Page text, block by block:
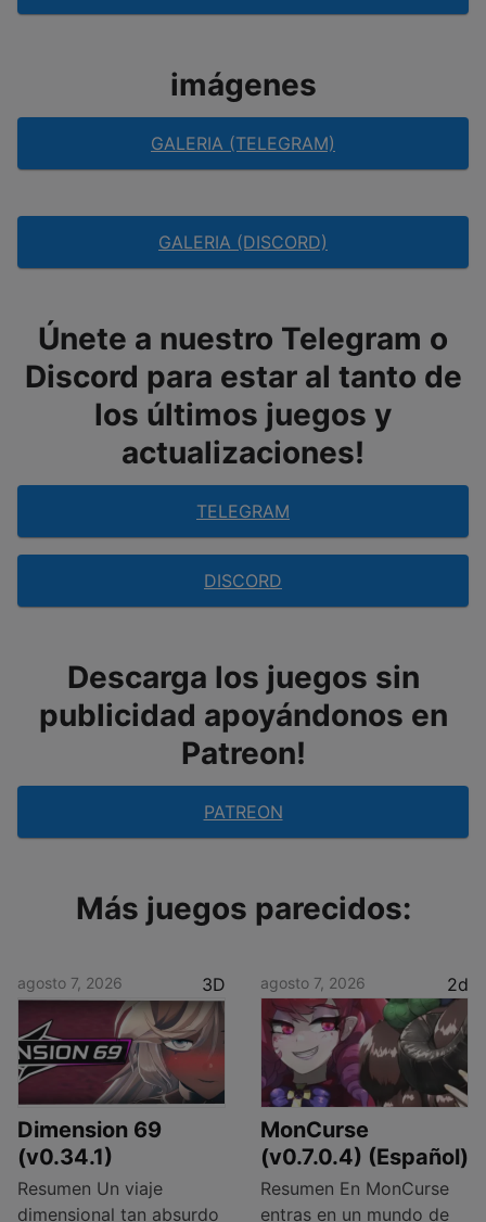
imágenes
GALERIA (TELEGRAM)
GALERIA (DISCORD)
Únete a nuestro Telegram o
Discord para estar al tanto de
los últimos juegos y
actualizaciones!
TELEGRAM
DISCORD
Descarga los juegos sin
publicidad apoyándonos en
Patreon!
PATREON
Más juegos parecidos:
agosto 7, 2026 3D
Dimension 69
(v0.34.1)
Resumen Un viaje
dimensional tan absurdo
agosto 7, 2026 2d
MonCurse
(v0.7.0.4) (Español)
Resumen En MonCurse
entras en un mundo de